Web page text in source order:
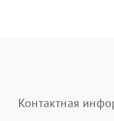
Контактная